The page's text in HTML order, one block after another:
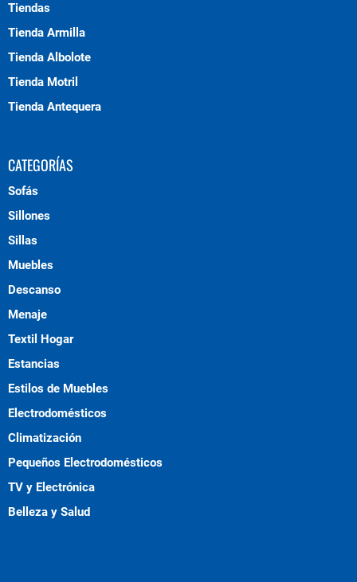
Tiendas
Tienda Armilla
Tienda Albolote
Tienda Motril
Tienda Antequera
CATEGORÍAS
Sofás
Sillones
Sillas
Muebles
Descanso
Menaje
Textil Hogar
Estancias
Estilos de Muebles
Electrodomésticos
Climatización
Pequeños Electrodomésticos
TV y Electrónica
Belleza y Salud